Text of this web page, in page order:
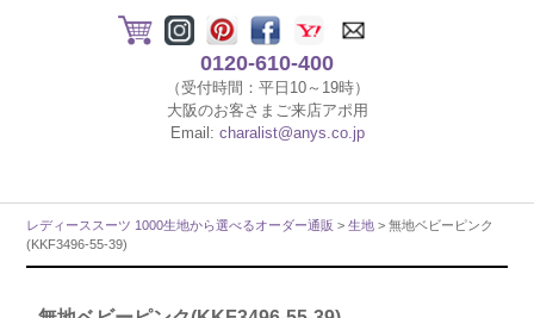
0120-610-400
（受付時間：平日10～19時）
大阪のお客さまご来店アポ用
Email: charalist@anys.co.jp
レディーススーツ 1000生地から選べるオーダー通販 >生地 > 無地ベビーピンク
(KKF3496-55-39)